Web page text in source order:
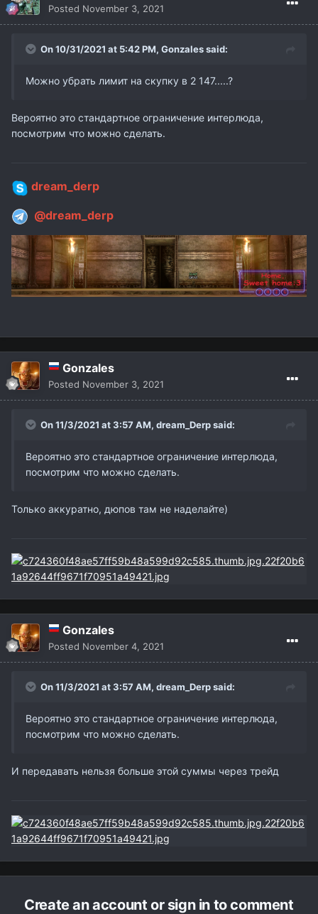
Posted November 3, 2021
On 10/31/2021 at 5:42 PM, Gonzalessaid:
Можно убрать лимит на скупку в 2 147.....?
Вероятно это стандартное ограничение интерлюда,
посмотрим что можно сделать.
dream_derp
@dream_derp
Gonzales
Posted November 3, 2021
On 11/3/2021 at 3:57 AM, dream_Derpsaid:
Вероятно это стандартное ограничение интерлюда,
посмотрим что можно сделать.
Только аккуратно, дюпов там не наделайте)
Gonzales
Posted November 4, 2021
On 11/3/2021 at 3:57 AM, dream_Derpsaid:
Вероятно это стандартное ограничение интерлюда,
посмотрим что можно сделать.
И передавать нельзя больше этой суммы через трейд
Create an account or sign in to comment